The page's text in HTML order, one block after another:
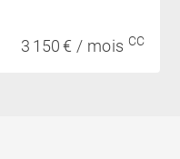
3 150 € / mois CC